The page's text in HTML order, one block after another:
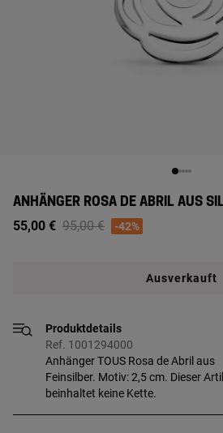
ANHÄNGER ROSA DE ABRIL AUS
55,00 € Price reduced from
95,00 €to-42%
Ausverkauft
Produktdetails
Ref. 1001294000
Anhänger TOUS Rosa de Abril aus
Feinsilber. Motiv: 2,5 cm. Dieser
beinhaltet keine Kette.